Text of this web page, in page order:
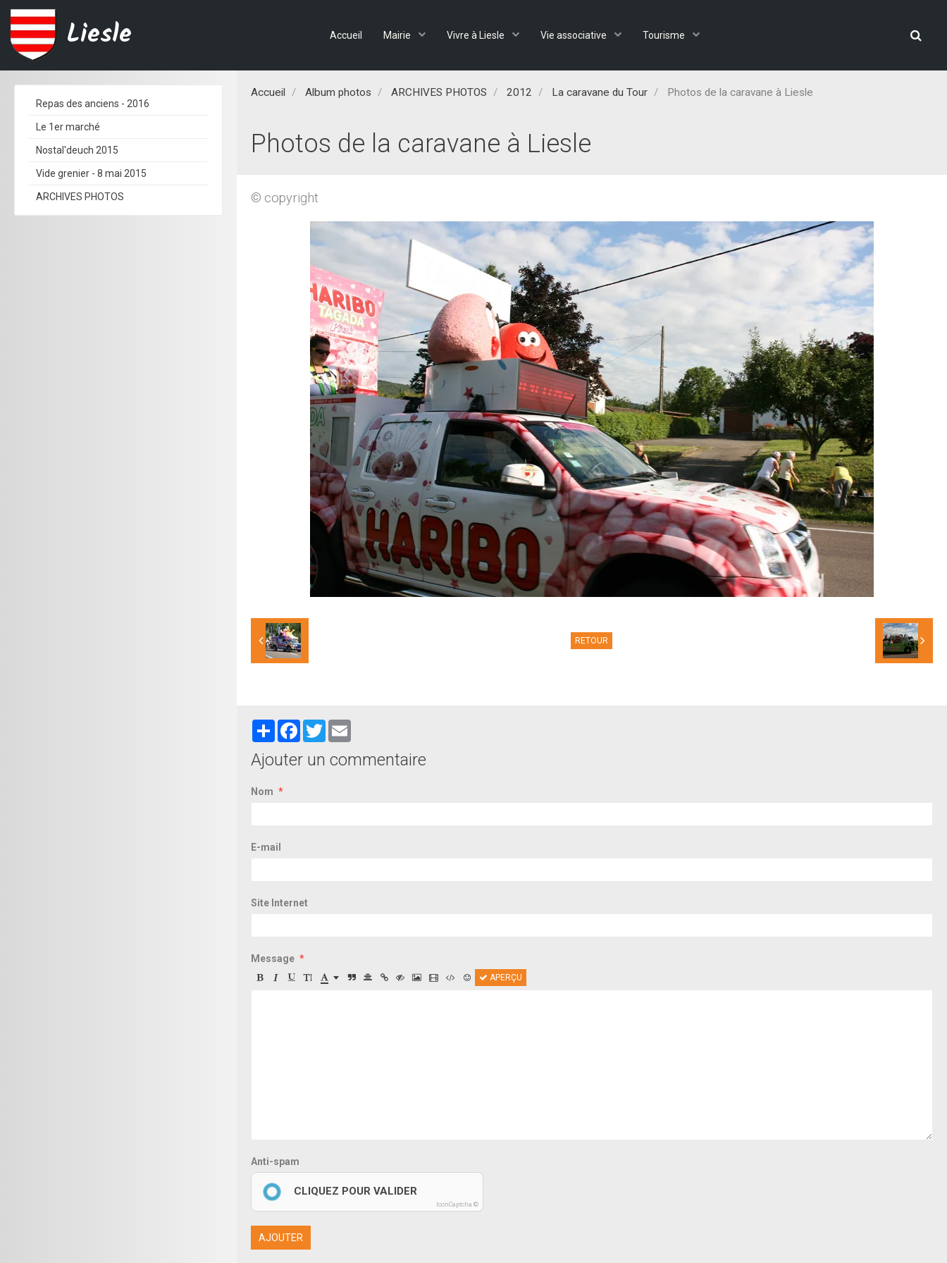
Liesle Accueil Mairie Vivre à Liesle Vie associative Tourisme
Accueil Album photos ARCHIVES PHOTOS 2012 La caravane du Tour Photos de la caravane à Liesle
Photos de la caravane à Liesle
© copyright
RETOUR
PartagerFacebook
Twitter
Ajouter un commentaire
Nom
E-mail
Site Internet
Message
APERÇU
Anti-spam
CLIQUEZ POUR VALIDER
IconCaptcha ©
AJOUTER
Repas des anciens - 2016
Le 1er marché
Nostal'deuch 2015
Vide grenier - 8 mai 2015
ARCHIVES PHOTOS